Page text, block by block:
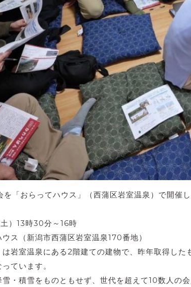
を「おらってハウス」（西蒲区岩室温泉）で開催
）13時30分～16時
ス（新潟市西蒲区岩室温泉170番地）
は岩室温泉にある2階建ての建物で、昨年取得し
ています。
・積雪をものともせず、世代を超えて10数人の